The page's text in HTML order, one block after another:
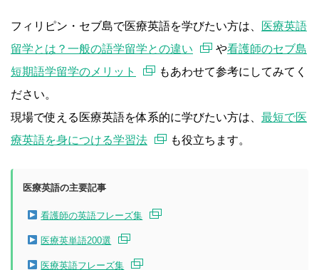
フィリピン・セブ島で医療英語を学びたい方は、
医療英語
留学とは？一般の語学留学との違い
や看護師のセブ島
短期語学留学のメリット
もあわせて参考にしてみてく
ださい。
現場で使える医療英語を体系的に学びたい方は、 最短で医
療英語を身につける学習法
も役立ちます。
医療英語の主要記事
看護師の英語フレーズ集
医療英単語200選
医療英語フレーズ集